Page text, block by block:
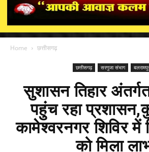
Home छत्तीसगढ़
छत्तीसगढ़ सरगुजा संभाग
सुशासन तिहार
पहुंच रहा
कामेश्वरनगर शिविर में
को मिला